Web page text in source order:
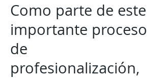
Como parte de este
importante proceso
de
profesionalización,